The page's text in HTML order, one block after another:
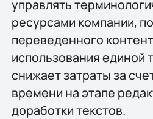
управлять
ресурсами компании,
переведенного
использования единой
снижает затраты за
времени на этапе
доработки текстов.